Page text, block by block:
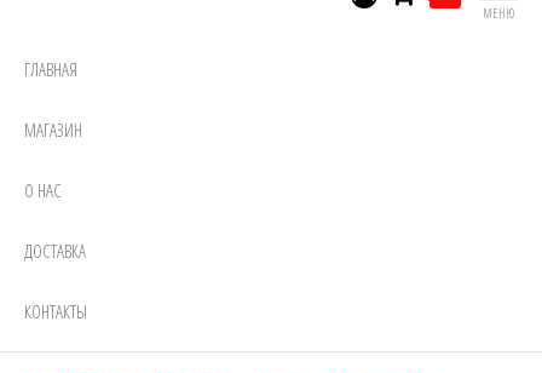
МЕНЮ
ГЛАВНАЯ
МАГАЗИН
О НАС
ДОСТАВКА
КОНТАКТЫ